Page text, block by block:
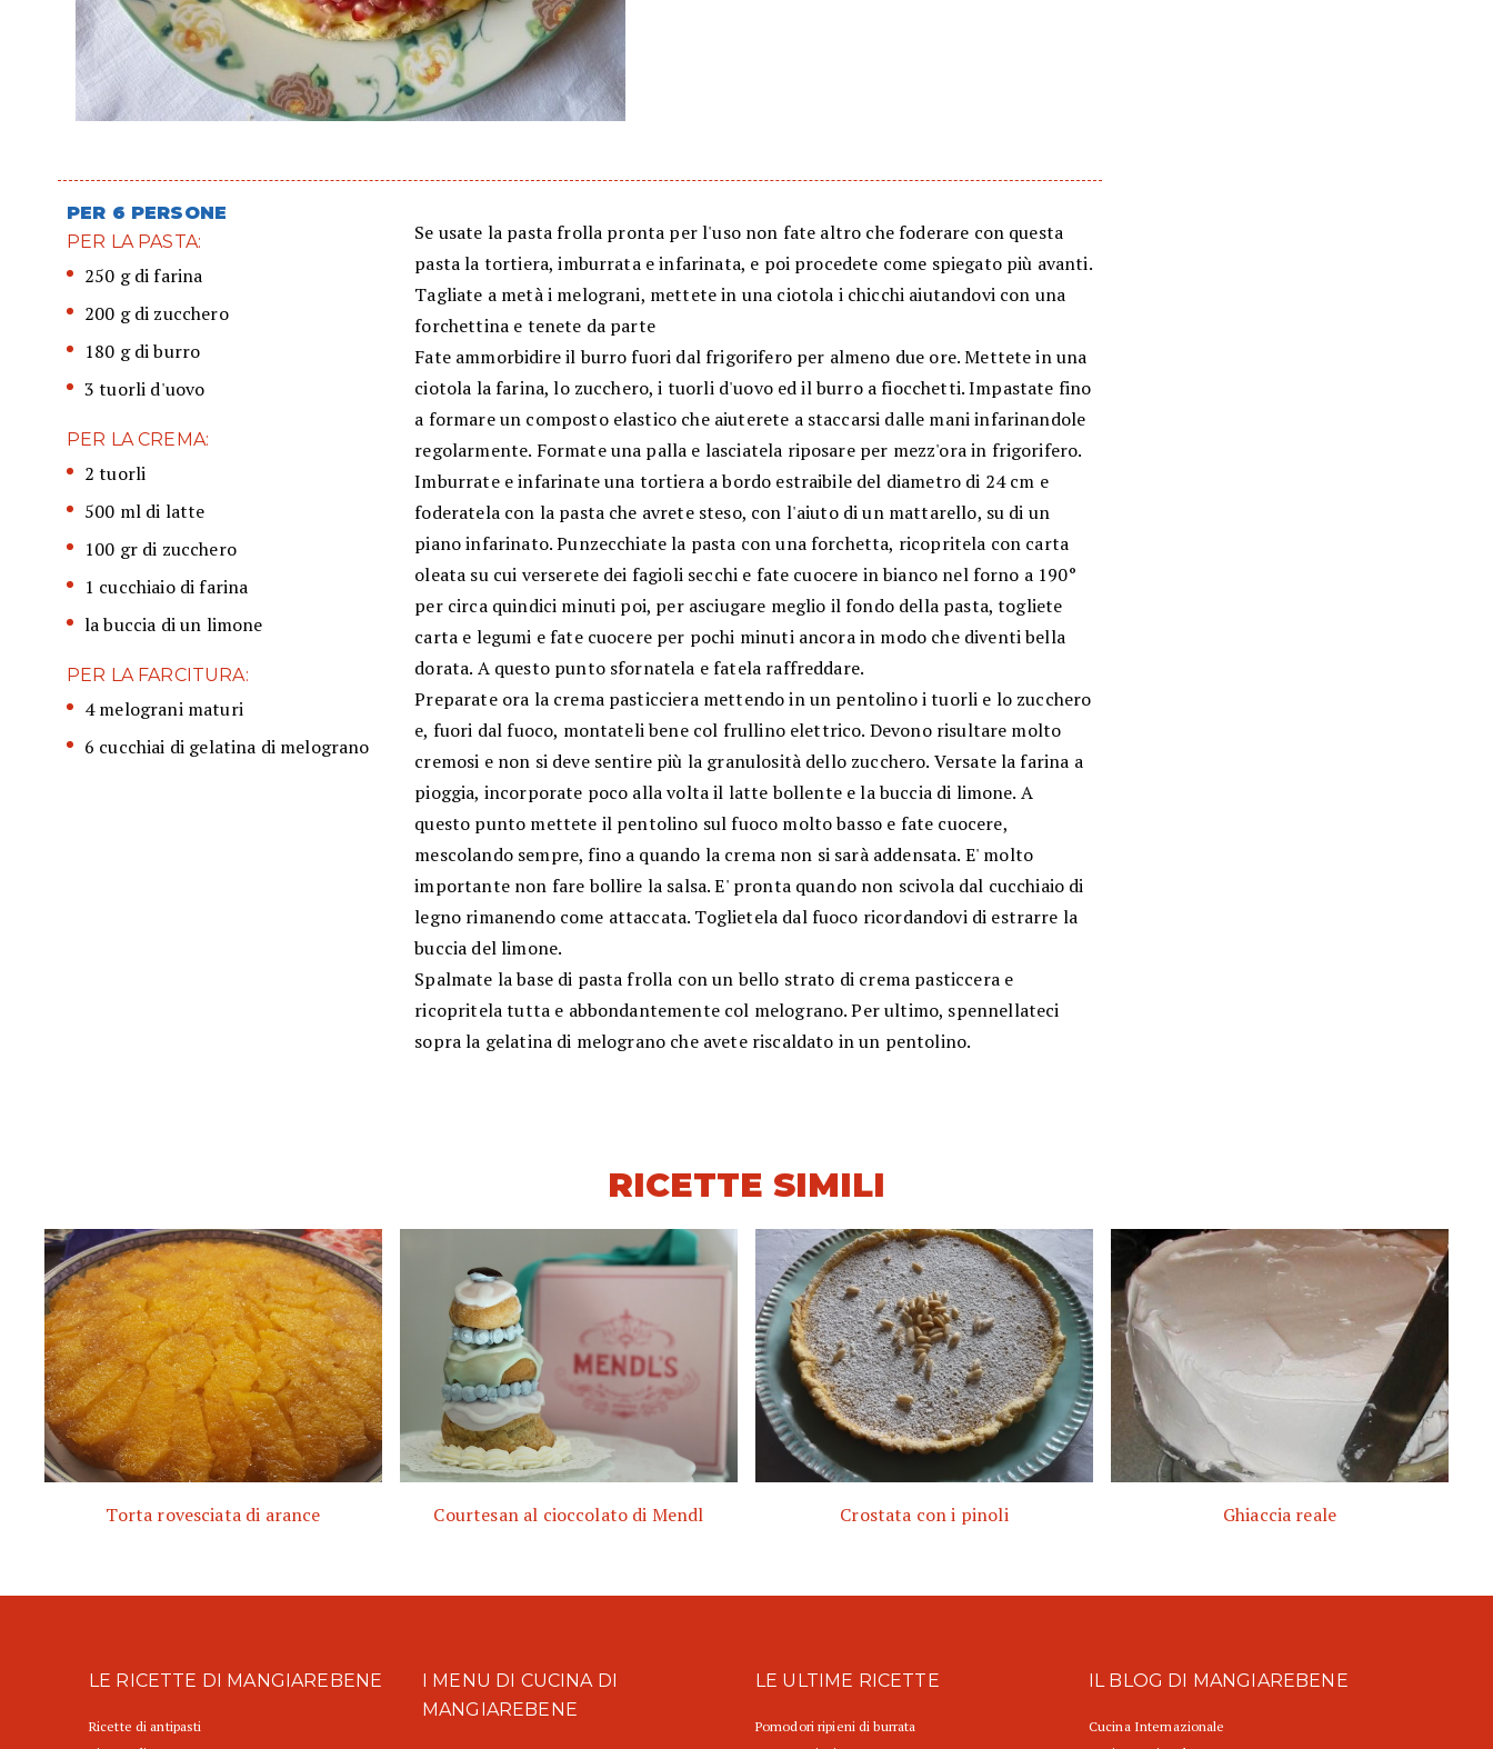
PER 6 PERSONE
PER LA PASTA:
250 g di farina
200 g di zucchero
180 g di burro
3 tuorli d'uovo
PER LA CREMA:
2 tuorli
500 ml di latte
100 gr di zucchero
1 cucchiaio di farina
la buccia di un limone
PER LA FARCITURA:
4 melograni maturi
6 cucchiai di gelatina di melograno
Se usate la pasta frolla pronta per l'uso non fate altro che foderare con questa
pasta la tortiera, imburrata e infarinata, e poi procedete come spiegato più avanti.
Tagliate a metà i melograni, mettete in una ciotola i chicchi aiutandovi con una
forchettina e tenete da parte
Fate ammorbidire il burro fuori dal frigorifero per almeno due ore. Mettete in una
ciotola la farina, lo zucchero, i tuorli d'uovo ed il burro a fiocchetti. Impastate fino
a formare un composto elastico che aiuterete a staccarsi dalle mani infarinandole
regolarmente. Formate una palla e lasciatela riposare per mezz'ora in frigorifero.
Imburrate e infarinate una tortiera a bordo estraibile del diametro di 24 cm e
foderatela con la pasta che avrete steso, con l'aiuto di un mattarello, su di un
piano infarinato. Punzecchiate la pasta con una forchetta, ricopritela con carta
oleata su cui verserete dei fagioli secchi e fate cuocere in bianco nel forno a 190°
per circa quindici minuti poi, per asciugare meglio il fondo della pasta, togliete
carta e legumi e fate cuocere per pochi minuti ancora in modo che diventi bella
dorata. A questo punto sfornatela e fatela raffreddare.
Preparate ora la crema pasticciera mettendo in un pentolino i tuorli e lo zucchero
e, fuori dal fuoco, montateli bene col frullino elettrico. Devono risultare molto
cremosi e non si deve sentire più la granulosità dello zucchero. Versate la farina a
pioggia, incorporate poco alla volta il latte bollente e la buccia di limone. A
questo punto mettete il pentolino sul fuoco molto basso e fate cuocere,
mescolando sempre, fino a quando la crema non si sarà addensata. E' molto
importante non fare bollire la salsa. E' pronta quando non scivola dal cucchiaio di
legno rimanendo come attaccata. Toglietela dal fuoco ricordandovi di estrarre la
buccia del limone.
Spalmate la base di pasta frolla con un bello strato di crema pasticcera e
ricopritela tutta e abbondantemente col melograno. Per ultimo, spennellateci
sopra la gelatina di melograno che avete riscaldato in un pentolino.
RICETTE SIMILI
Torta rovesciata di arance Courtesan al cioccolato di Mendl Crostata con i pinoli Ghiaccia reale
LE RICETTE DI MANGIAREBENE
Ricette di antipasti
I MENU DI CUCINA DI
MANGIAREBENE
LE ULTIME RICETTE
Pomodori ripieni di burrata
IL BLOG DI MANGIAREBENE
Cucina Internazionale